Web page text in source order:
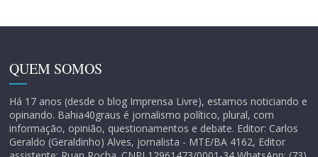
QUEM SOMOS
Há 17 anos (desde o blog Imprensa Livre), estamos noticiando e
opinando. Bahia40graus é jornalismo político, plural, com
informação, opinião, questionamentos e debate. Editor: Carlos
Geraldo (Geraldinho) Alves, jornalista - MTE/BA 4162, Editor